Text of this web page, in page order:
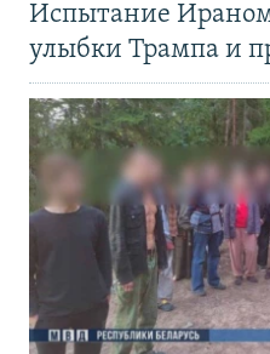
Испытание
улыбки Трампа и